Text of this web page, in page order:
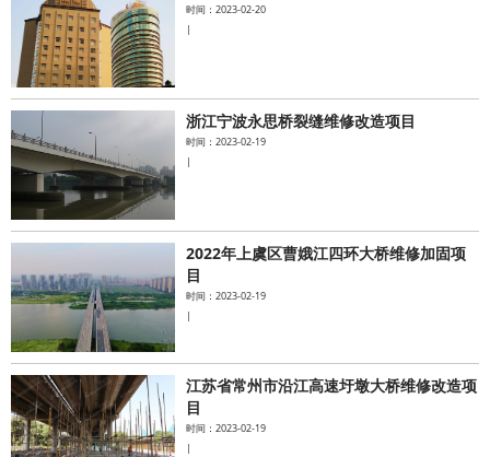
时间：2023-02-20
|
浙江宁波永思桥裂缝维修改造项目
时间：2023-02-19
|
2022年上虞区曹娥江四环大桥维修加固项
目
时间：2023-02-19
|
江苏省常州市沿江高速圩墩大桥维修改造项
目
时间：2023-02-19
|